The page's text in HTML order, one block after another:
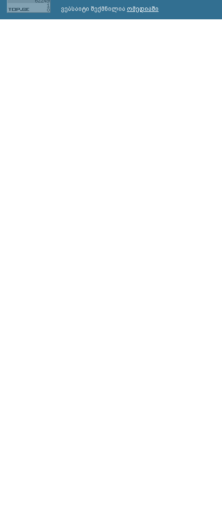
ვებსაიტი შექმნილია ომედიაში